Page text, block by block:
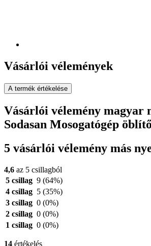
Vásárlói vélemények
A termék értékelése
Vásárlói vélemény magyar
Sodasan Mosogatógép
5 vásárlói vélemény más
4,6 az 5 csillagból
5 csillag 9 (64%)
4 csillag 5 (35%)
3 csillag 0 (0%)
2 csillag 0 (0%)
1 csillag 0 (0%)
14 értékelés